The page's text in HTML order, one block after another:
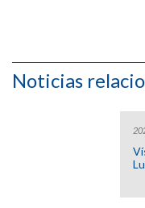
Noticias